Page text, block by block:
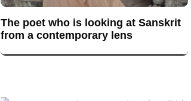
The poet who is looking at Sanskrit
from a contemporary lens